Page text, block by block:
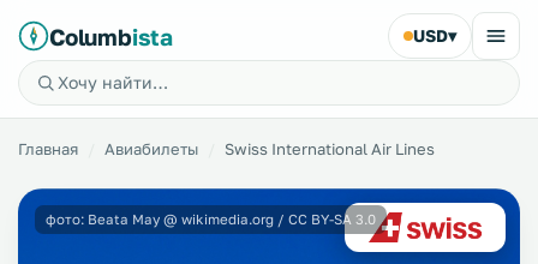
Columbista USD▾
Главная Авиабилеты Swiss International Air Lines
фото: Beata May @ wikimedia.org / CC BY-SA 3.0